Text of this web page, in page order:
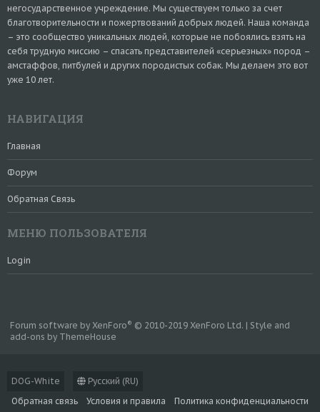
негосударственное учреждение. Мы существуем только за счет
благотворительности и пожертвований добрых людей. Наша команда
– это сообщество уникальных людей, которые не побоялись взять на
себя трудную миссию – спасать представителей «серьезных» пород –
амстаффов, питбулей и других породистых собак. Мы делаем это вот
уже 10 лет.
НАВИГАЦИЯ
Главная
Форум
Обратная Связь
МЕНЮ ПОЛЬЗОВАТЕЛЯ
Login
DOG-White
Русский (RU)
Обратная связь
Условия и правила Политика конфиденциальности
Forum software by XenForo® © 2010-2019 XenForo Ltd. | Style and
add-ons by ThemeHouse